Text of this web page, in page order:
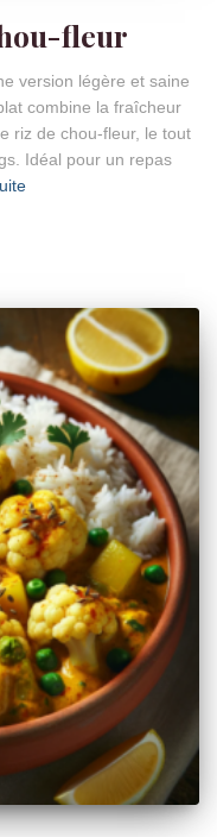
fleur
version légère et saine
combine la fraîcheur
riz de chou-fleur, le tout
Idéal pour un repas